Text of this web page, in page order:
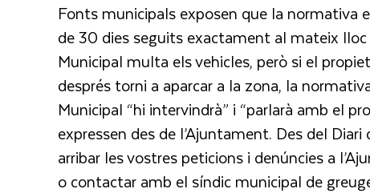
Fonts municipals exposen que la
de 30 dies seguits exactament al mateix
Municipal multa els vehicles, però si el
després torni a aparcar a la zona, la
Municipal “hi intervindrà” i “parlarà amb el
expressen des de l’Ajuntament. Des del
arribar les vostres peticions i denúncies a
o contactar amb el síndic municipal de